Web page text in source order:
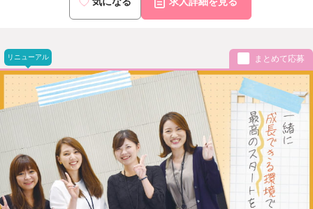
リニューアル まとめて応募